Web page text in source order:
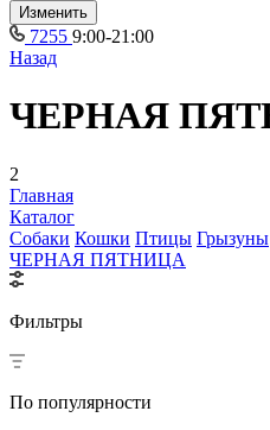
Изменить
7255 9:00-21:00
Назад
ЧЕРНАЯ
2
Главная
Каталог
Собаки Кошки Птицы Грызуны
ЧЕРНАЯ ПЯТНИЦА
Фильтры
По популярности